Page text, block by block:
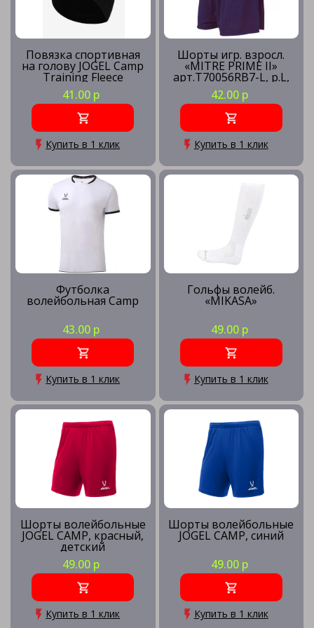
Повязка спортивная
на голову JOGEL Camp
Training Fleece
Headband, черный
41.00 р
Купить в 1 клик
Шорты игр. взросл.
«MITRE PRIME II»
арт.T70056RB7-L, р.L,
полиэстер, синий
42.00 р
Купить в 1 клик
Футболка
волейбольная Camp
43.00 р
Купить в 1 клик
Гольфы волейб.
«MIKASA»
49.00 р
Купить в 1 клик
Шорты волейбольные
JOGEL CAMP, красный,
детский
49.00 р
Купить в 1 клик
Шорты волейбольные
JOGEL CAMP, синий
49.00 р
Купить в 1 клик